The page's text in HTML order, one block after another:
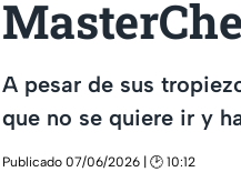
A pesar de sus
que no se quiere ir y
Publicado 07/06/2026 | 🕑 10:12